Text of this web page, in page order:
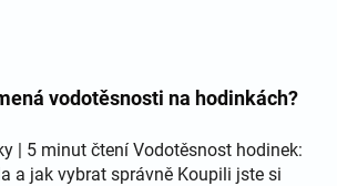
vodotěsnosti na hodinkách?
| 5 minut čtení Vodotěsnost hodinek:
a jak vybrat správně Koupili jste si